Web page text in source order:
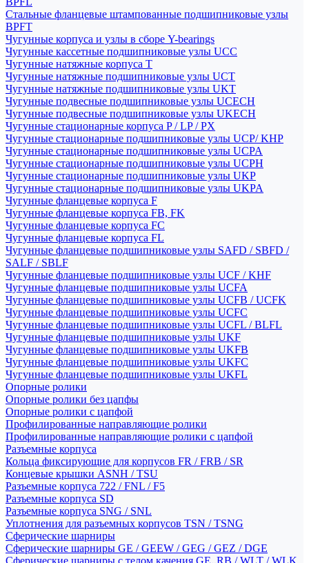
Стальные фланцевые штампованные подшипниковые узлы
BPFT
Чугунные корпуса и узлы в сборе Y-bearings
Чугунные кассетные подшипниковые узлы UCC
Чугунные натяжные корпуса T
Чугунные натяжные подшипниковые узлы UCT
Чугунные натяжные подшипниковые узлы UKT
Чугунные подвесные подшипниковые узлы UCECH
Чугунные подвесные подшипниковые узлы UKECH
Чугунные стационарные корпуса P / LP / PX
Чугунные стационарные подшипниковые узлы UCP/ KHP
Чугунные стационарные подшипниковые узлы UCPA
Чугунные стационарные подшипниковые узлы UCPH
Чугунные стационарные подшипниковые узлы UKP
Чугунные стационарные подшипниковые узлы UKPA
Чугунные фланцевые корпуса F
Чугунные фланцевые корпуса FB, FK
Чугунные фланцевые корпуса FC
Чугунные фланцевые корпуса FL
Чугунные фланцевые подшипниковые узлы SAFD / SBFD /
SALF / SBLF
Чугунные фланцевые подшипниковые узлы UCF / KHF
Чугунные фланцевые подшипниковые узлы UCFA
Чугунные фланцевые подшипниковые узлы UCFB / UCFK
Чугунные фланцевые подшипниковые узлы UCFC
Чугунные фланцевые подшипниковые узлы UCFL / BLFL
Чугунные фланцевые подшипниковые узлы UKF
Чугунные фланцевые подшипниковые узлы UKFB
Чугунные фланцевые подшипниковые узлы UKFC
Чугунные фланцевые подшипниковые узлы UKFL
Опорные ролики
Опорные ролики без цапфы
Опорные ролики с цапфой
Профилированные направляющие ролики
Профилированные направляющие ролики с цапфой
Разъемные корпуса
Кольца фиксирующие для корпусов FR / FRB / SR
Концевые крышки ASNH / TSU
Разъемные корпуса 722 / FNL / F5
Разъемные корпуса SD
Разъемные корпуса SNG / SNL
Уплотнения для разъемных корпусов TSN / TSNG
Сферические шарниры
Сферические шарниры GE / GEEW / GEG / GEZ / DGE
Сферические шарниры с телом качения GE..RB / WLT / WLK